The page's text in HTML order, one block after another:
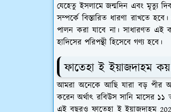
যেহেতু ইসলামে জন্মদিন এবং মৃত্যু
সম্পর্কে বিস্তারিত ধারণা রাখতে
পালন করা যাবে না। সাধারণত
হাদিসের পরিপন্থী হিসেবে গণ্য হবে।
ফাতেহা ই ইয়াজদাহম
আমরা অনেকে আছি যারা বড় পীর
করেন অর্থাৎ রবিউস সানি মাসের
এই বছরও ফাতেহা ই ইয়াজদাহম